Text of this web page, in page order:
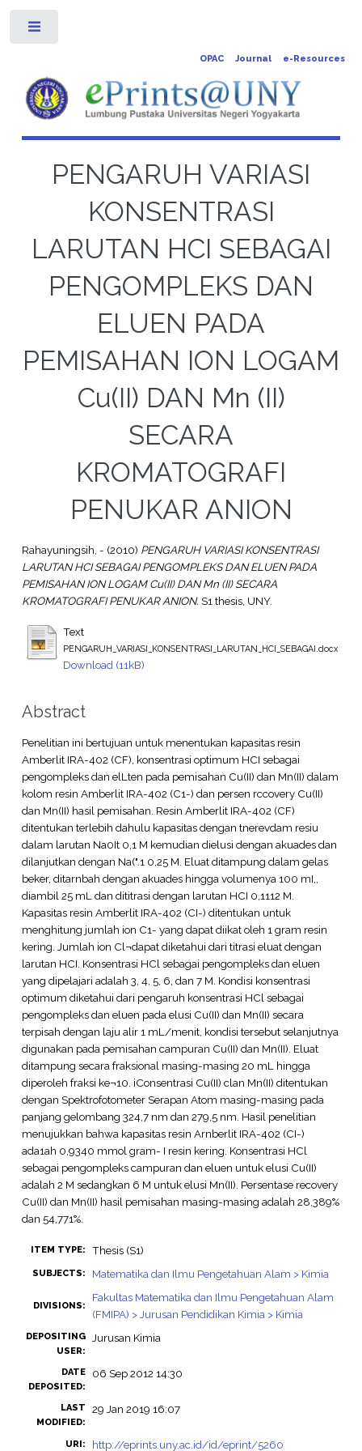
OPAC Journal e-Resources
PENGARUH VARIASI
KONSENTRASI
LARUTAN HCI SEBAGAI
PENGOMPLEKS DAN
ELUEN PADA
PEMISAHAN ION LOGAM
Cu(II) DAN Mn (II)
SECARA
KROMATOGRAFI
PENUKAR ANION
Rahayuningsih, - (2010) PENGARUH VARIASI KONSENTRASI
LARUTAN HCI SEBAGAI PENGOMPLEKS DAN ELUEN PADA
PEMISAHAN ION LOGAM Cu(II) DAN Mn (II) SECARA
KROMATOGRAFI PENUKAR ANION. S1 thesis, UNY.
Text
PENGARUH_VARIASI_KONSENTRASI_LARUTAN_HCI_SEBAGAI.docx
Download (11kB)
Abstract
Penelitian ini bertujuan untuk menentukan kapasitas resin
Amberlit IRA-402 (CF), konsentrasi optimum HCI sebagai
pengompleks dan elLten pada pemisahan Cu(II) dan Mn(II) dalam
kolom resin Amberlit IRA-402 (C1-) dan persen rccovery Cu(II)
dan Mn(II) hasil pemisahan. Resin Amberlit IRA-402 (CF)
ditentukan terlebih dahulu kapasitas dengan tnerevdam resiu
dalam larutan Na0It 0,1 M kemudian dielusi dengan akuades dan
dilanjutkan dengan Na(".1 0,25 M. Eluat ditampung dalam gelas
beker, ditarnbah dengan akuades hingga volumenya 100 mI,,
diambil 25 mL dan dititrasi dengan larutan HCI 0,1112 M.
Kapasitas resin Amberlit IRA-402 (CI-) ditentukan untuk
menghitung jumlah ion C1- yang dapat diikat oleh 1 gram resin
kering. Jumlah ion Cl¬dapat diketahui dari titrasi eluat dengan
larutan HCI. Konsentrasi HCl sebagai pengompleks dan eluen
yang dipelajari adalah 3, 4, 5, 6, dan 7 M. Kondisi konsentrasi
optimum diketahui dari pengaruh konsentrasi HCl sebagai
pengompleks dan eluen pada elusi Cu(II) dan Mn(II) secara
terpisah dengan laju alir 1 mL/menit, kondisi tersebut selanjutnya
digunakan pada pemisahan campuran Cu(II) dan Mn(II). Eluat
ditampung secara fraksional masing-masing 20 mL hingga
diperoleh fraksi ke¬10. iConsentrasi Cu(II) clan Mn(II) ditentukan
dengan Spektrofotometer Serapan Atom masing-masing pada
panjang gelombang 324,7 nm dan 279,5 nm. Hasil penelitian
menujukkan bahwa kapasitas resin Arnberlit IRA-402 (CI-)
ada1ah 0,9340 mmol gram- I resin kering. Konsentrasi HCl
sebagai pengompleks campuran dan eluen untuk elusi Cu(II)
adalah 2 M sedangkan 6 M untuk elusi Mn(II). Persentase recovery
Cu(II) dan Mn(II) hasil pemisahan masing-masing adalah 28,389%
dan 54,771%.
ITEM TYPE: Thesis (S1)
SUBJECTS: Matematika dan Ilmu Pengetahuan Alam > Kimia
DIVISIONS:
Fakultas Matematika dan Ilmu Pengetahuan Alam
(FMIPA) > Jurusan Pendidikan Kimia > Kimia
DEPOSITING
USER:
Jurusan Kimia
DATE
DEPOSITED:
06 Sep 2012 14:30
LAST
MODIFIED:
29 Jan 2019 16:07
URI: http://eprints.uny.ac.id/id/eprint/5260